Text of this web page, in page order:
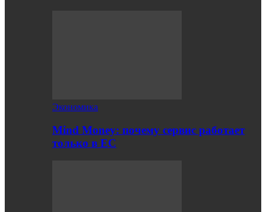
Экономика
Mind Money: почему сервис работает
только в ЕС